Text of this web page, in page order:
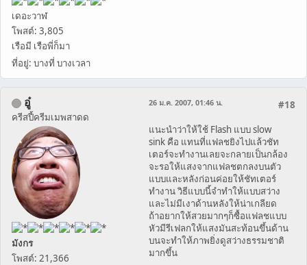
เดอะวาฬ
โพสต์: 3,805
เรือมี เรือพี่ก็มา
ที่อยู่: บางที่ บางเวลา
อู๋
ครีสปี้ครีมเมพสาดด
มังกร
โพสต์: 21,366
#18
26 ม.ค. 2007, 01:46 น.
แนะนำว่าให้ใช้ Flash แบบ slow
sink คือ แทนที่แฟลชยิงไปแล้วชัท
เตอร์จะทำงานเลยจะกลายเป็นกล้อง
จะรอให้แสงจากแฟลชตกลงบนตัว
แบบและหลังก่อนค่อยให้ชัทเตอร์
ทำงาน วิธีแบบนี้จำทำให้แบบสว่าง
และไม่มีเงาด้านหลังให้น่าเกลียด
ถ้าอยากให้สวยมากๆก็ซื้อแฟลชแบบ
หัวมีรีเฟลกให้แสงมันสะท้อนขึ้นด้าน
บนจะทำให้ภาพยิ่งดูสว่างธรรมชาติ
มากขึ้น